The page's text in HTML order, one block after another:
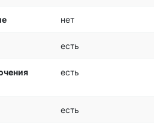
нет
есть
есть
есть